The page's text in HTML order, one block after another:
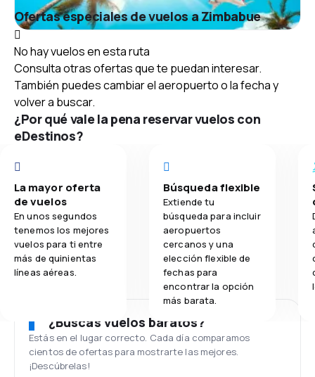
Ofertas especiales de vuelos a Zimbabue
No hay vuelos en esta ruta
Consulta otras ofertas que te puedan interesar.
También puedes cambiar el aeropuerto o la fecha y
volver a buscar.
¿Por qué vale la pena reservar vuelos con
eDestinos?
La mayor oferta
de vuelos
En unos segundos
tenemos los mejores
vuelos para ti entre
más de quinientas
líneas aéreas.
Búsqueda flexible
Extiende tu
búsqueda para incluir
aeropuertos
cercanos y una
elección flexible de
fechas para
encontrar la opción
más barata.
¿Buscas vuelos baratos?
Estás en el lugar correcto. Cada día comparamos
cientos de ofertas para mostrarte las mejores.
¡Descúbrelas!